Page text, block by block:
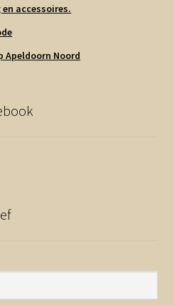
accessoires.
Apeldoorn Noord